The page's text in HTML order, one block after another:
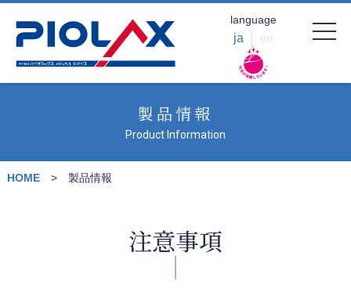
language
ja en
製品情報
Product Information
HOME 製品情報
注意事項